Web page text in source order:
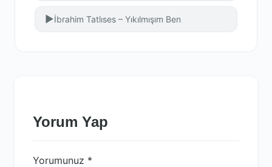
▶İbrahim Tatlıses – Yıkılmışım Ben
Yorum Yap
Yorumunuz *